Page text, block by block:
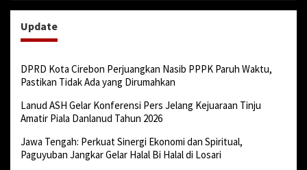
Update
DPRD Kota Cirebon Perjuangkan Nasib PPPK Paruh Waktu,
Pastikan Tidak Ada yang Dirumahkan
Lanud ASH Gelar Konferensi Pers Jelang Kejuaraan Tinju
Amatir Piala Danlanud Tahun 2026
Jawa Tengah: Perkuat Sinergi Ekonomi dan Spiritual,
Paguyuban Jangkar Gelar Halal Bi Halal di Losari